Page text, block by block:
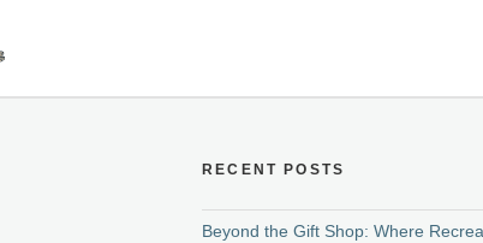
RECENT POSTS
Beyond the Gift Shop: Where